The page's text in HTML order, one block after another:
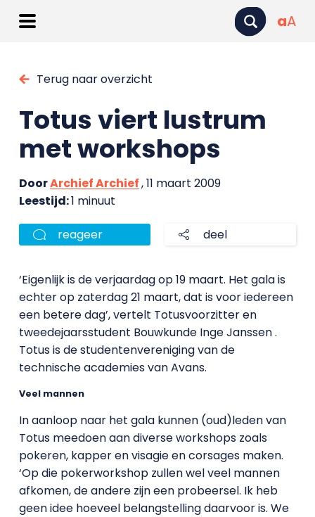
aA
Terug naar overzicht
Totus viert lustrum
met workshops
DoorArchief Archief, 11 maart 2009
Leestijd:1 minuut
reageer deel
‘Eigenlijk is de verjaardag op 19 maart. Het gala is
echter op zaterdag 21 maart, dat is voor iedereen
een betere dag’, vertelt Totusvoorzitter en
tweedejaarsstudent Bouwkunde Inge Janssen .
Totus is de studentenvereniging van de
technische academies van Avans.
Veel mannen
In aanloop naar het gala kunnen (oud)leden van
Totus meedoen aan diverse workshops zoals
pokeren, kapper en visagie en corsages maken.
‘Op die pokerworkshop zullen wel veel mannen
afkomen, de andere zijn een probeersel. Ik heb
geen idee hoeveel belangstelling daarvoor is. We